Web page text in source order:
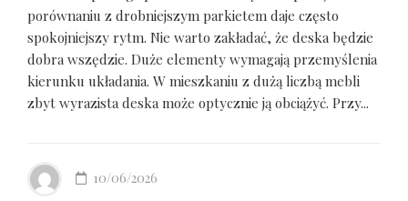
porównaniu z drobniejszym parkietem daje często
spokojniejszy rytm. Nie warto zakładać, że deska będzie
dobra wszędzie. Duże elementy wymagają przemyślenia
kierunku układania. W mieszkaniu z dużą liczbą mebli
zbyt wyrazista deska może optycznie ją obciążyć. Przy...
10/06/2026